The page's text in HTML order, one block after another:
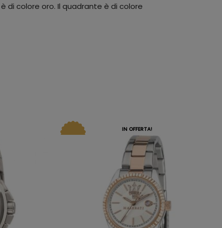
di colore oro. Il quadrante è di colore
IN OFFERTA!